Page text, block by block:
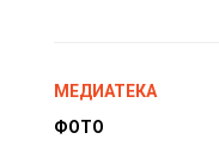
МЕДИАТЕКА
ФОТО